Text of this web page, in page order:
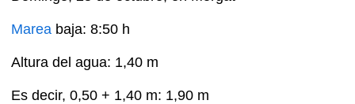
Marea baja: 8:50 h
Altura del agua: 1,40 m
Es decir, 0,50 + 1,40 m: 1,90 m